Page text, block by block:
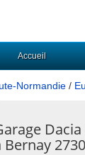
Accueil
Normandie /
Bernay